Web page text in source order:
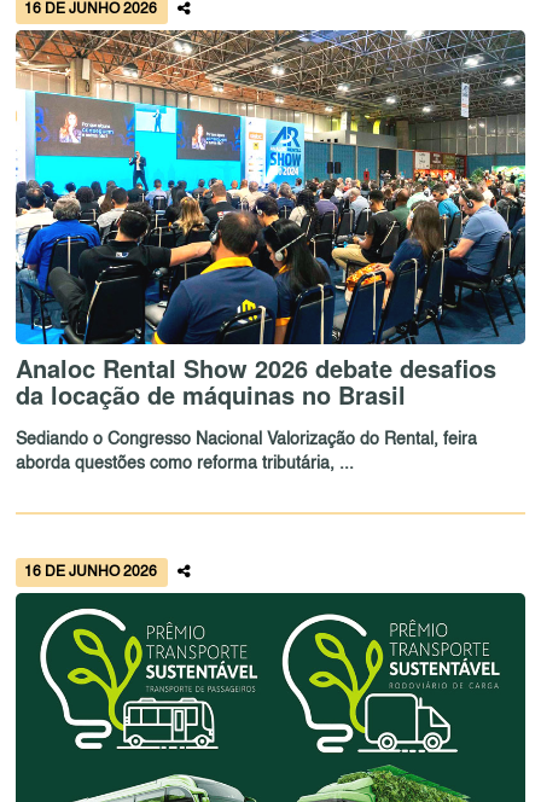
16 DE JUNHO 2026
Analoc Rental Show 2026 debate desafios
da locação de máquinas no Brasil
Sediando o Congresso Nacional Valorização do Rental, feira
aborda questões como reforma tributária, ...
16 DE JUNHO 2026